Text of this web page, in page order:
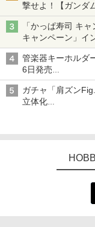
撃せよ！【ガンダ
「かっぱ寿司 キ
キャンペーン」イ
子どもが楽しめる
追求
管楽器キーホルダ
6日発売
チューバ、テナサ
ガチャ「肩ズン
立体化